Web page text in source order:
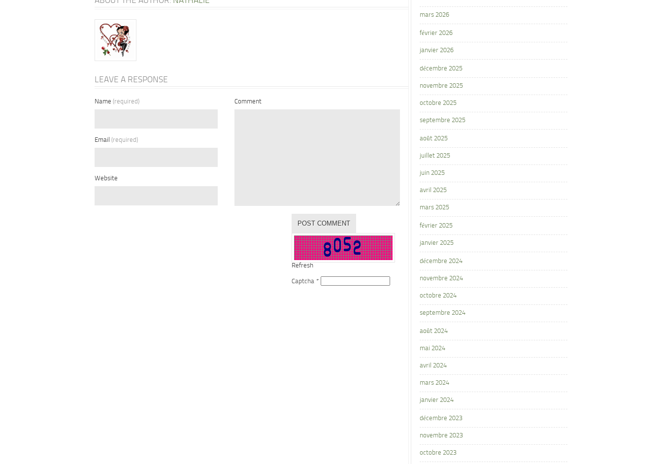
LEAVE A RESPONSE
Name (required)
Email (required)
Website
Comment
Refresh
Captcha *
mars 2026
février 2026
janvier 2026
décembre 2025
novembre 2025
octobre 2025
septembre 2025
août 2025
juillet 2025
juin 2025
avril 2025
mars 2025
février 2025
janvier 2025
décembre 2024
novembre 2024
octobre 2024
septembre 2024
août 2024
mai 2024
avril 2024
mars 2024
janvier 2024
décembre 2023
novembre 2023
octobre 2023